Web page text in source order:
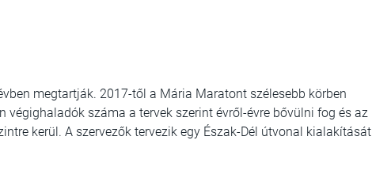
megtartják. 2017-től a Mária Maratont szélesebb körben
végighaladók száma a tervek szerint évről-évre bővülni fog és az
kerül. A szervezők tervezik egy Észak-Dél útvonal kialakítását